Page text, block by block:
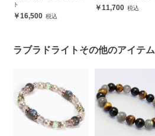
ト
16,500
11,700
ラブラドライトその他のアイテム